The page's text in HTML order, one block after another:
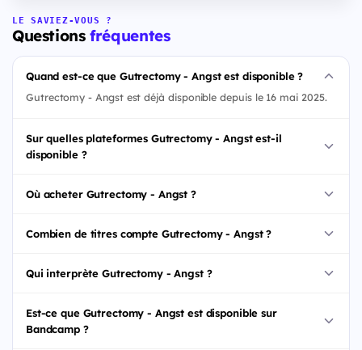
LE SAVIEZ-VOUS ?
Questionsfréquentes
Quand est-ce que Gutrectomy - Angst est disponible ?
Gutrectomy - Angst est déjà disponible depuis le 16 mai 2025.
Sur quelles plateformes Gutrectomy - Angst est-il
disponible ?
Où acheter Gutrectomy - Angst ?
Combien de titres compte Gutrectomy - Angst ?
Qui interprète Gutrectomy - Angst ?
Est-ce que Gutrectomy - Angst est disponible sur
Bandcamp ?